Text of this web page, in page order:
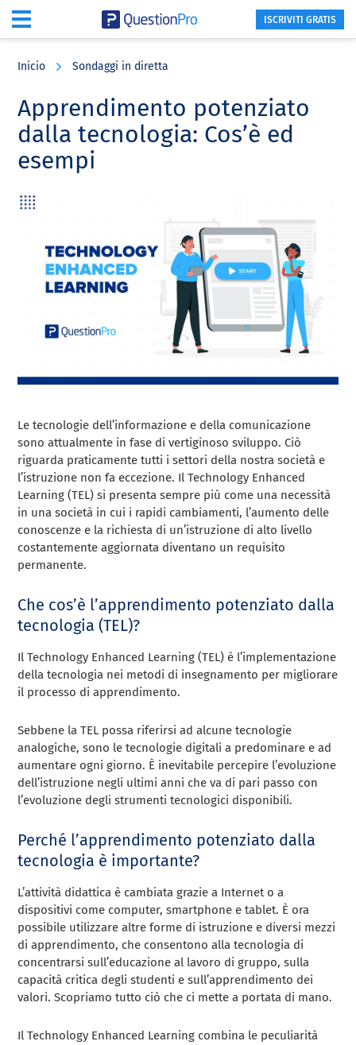
content
sidebar
ISCRIVITI GRATIS
Inicio Sondaggi in diretta
Apprendimento potenziato
dalla tecnologia: Cos’è ed
esempi
Le tecnologie dell’informazione e della comunicazione
sono attualmente in fase di vertiginoso sviluppo. Ciò
riguarda praticamente tutti i settori della nostra società e
l’istruzione non fa eccezione. Il Technology Enhanced
Learning (TEL) si presenta sempre più come una necessità
in una società in cui i rapidi cambiamenti, l’aumento delle
conoscenze e la richiesta di un’istruzione di alto livello
costantemente aggiornata diventano un requisito
permanente.
Che cos’è l’apprendimento potenziato dalla
tecnologia (TEL)?
Il Technology Enhanced Learning (TEL) è l’implementazione
della tecnologia nei metodi di insegnamento per migliorare
il processo di apprendimento.
Sebbene la TEL possa riferirsi ad alcune tecnologie
analogiche, sono le tecnologie digitali a predominare e ad
aumentare ogni giorno. È inevitabile percepire l’evoluzione
dell’istruzione negli ultimi anni che va di pari passo con
l’evoluzione degli strumenti tecnologici disponibili.
Perché l’apprendimento potenziato dalla
tecnologia è importante?
L’attività didattica è cambiata grazie a Internet o a
dispositivi come computer, smartphone e tablet. È ora
possibile utilizzare altre forme di istruzione e diversi mezzi
di apprendimento, che consentono alla tecnologia di
concentrarsi sull’educazione al lavoro di gruppo, sulla
capacità critica degli studenti e sull’apprendimento dei
valori. Scopriamo tutto ciò che ci mette a portata di mano.
Il Technology Enhanced Learning combina le peculiarità